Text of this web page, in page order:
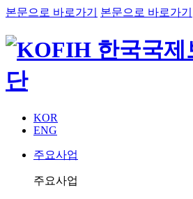
본문으로 바로가기 본문으로 바로가기
KOR
ENG
주요사업
주요사업